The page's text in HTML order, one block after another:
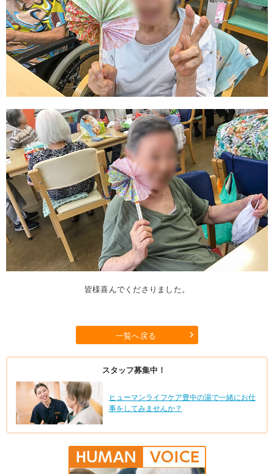
皆様喜んでくださりました。
一覧へ戻る
スタッフ募集中！
ヒューマンライフケア豊中の湯で一緒にお仕
事をしてみませんか？